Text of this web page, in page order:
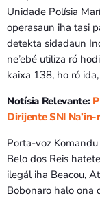
Unidade Polísia
operasaun iha tasi
detekta sidadaun
ne’ebé utiliza ró
kaixa 138, ho ró
Notísia Relevante:
Dirijente SNI Na’in-
Porta-voz
Belo dos Reis
ilegál iha Beacou,
Bobonaro halo ona